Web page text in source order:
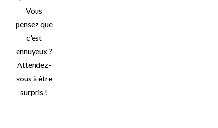
Vous
pensez que
c'est
ennuyeux ?
Attendez-
vous à être
surpris !